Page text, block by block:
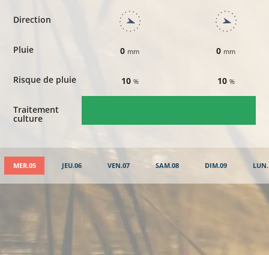
Direction
Pluie
Risque de pluie
Traitement
culture
0 mm
10 %
0 mm
10 %
MER.05 JEU.06 VEN.07 SAM.08 DIM.09